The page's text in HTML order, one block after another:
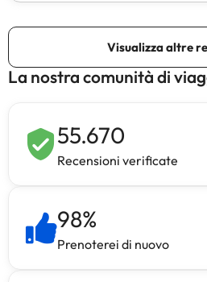
La nostra comunità di
55.670
Recensioni verificate
98%
Prenoterei di nuovo